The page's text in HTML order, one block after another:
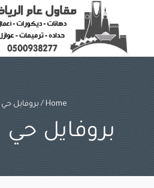
content
Home
/ بروفايل
بروفايل